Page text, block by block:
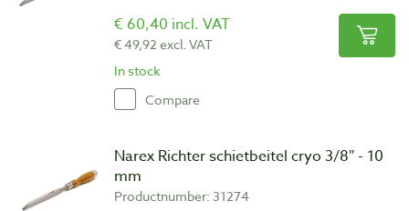
€ 60,40 incl. VAT
€ 49,92 excl. VAT
In stock
Compare
Narex Richter schietbeitel cryo 3/8″ - 10
mm
Productnumber: 31274